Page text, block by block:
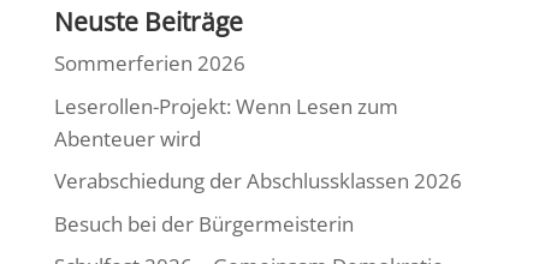
Neuste Beiträge
Sommerferien 2026
Leserollen-Projekt: Wenn Lesen zum
Abenteuer wird
Verabschiedung der Abschlussklassen 2026
Besuch bei der Bürgermeisterin